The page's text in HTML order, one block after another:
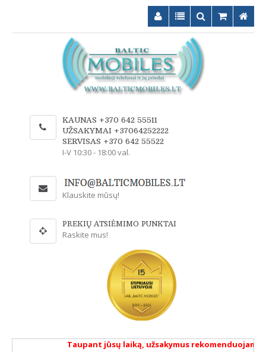
KAUNAS +370 642 55511
UŽSAKYMAI +37064252222
SERVISAS +370 642 55522
I-V 10:30 - 18:00 val.
Klauskite mūsų!
PREKIŲ ATSIĖMIMO PUNKTAI
Raskite mus!
Taupant jūsų laiką, užsakymus